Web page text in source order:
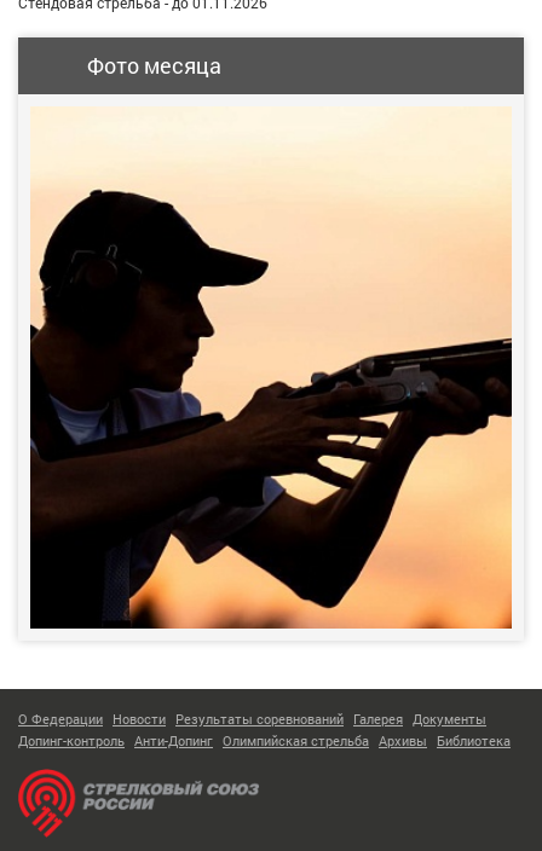
Фото месяца
О Федерации Новости Результаты соревнований Галерея Документы
Допинг-контроль Анти-Допинг Олимпийская стрельба Архивы Библиотека